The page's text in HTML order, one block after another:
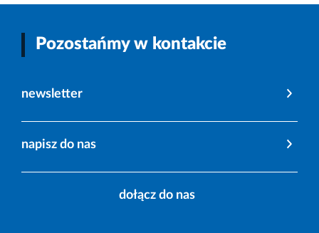
Pozostańmy w kontakcie
newsletter
napisz do nas
dołącz do nas